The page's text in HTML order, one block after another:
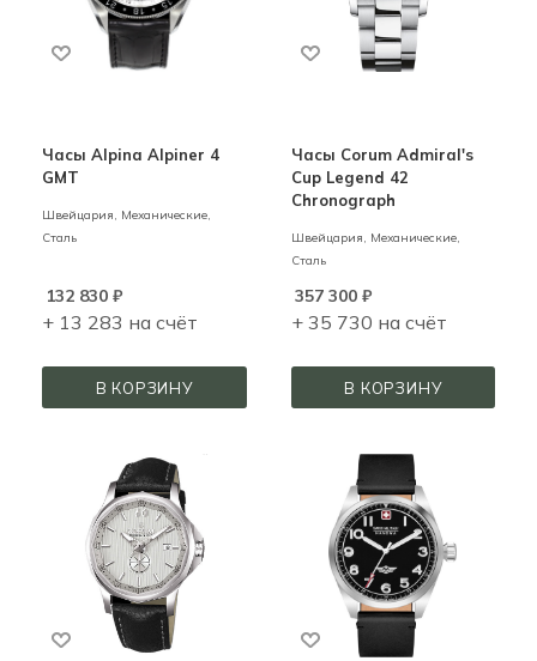
Часы Alpina Alpiner 4
GMT
Швейцария, Механические,
Сталь
132 830 ₽
+ 13 283 на счёт
В КОРЗИНУ
Часы Corum Admiral's
Cup Legend 42
Chronograph
Швейцария,
Механические,
Сталь
357 300₽
+ 35 730 на счёт
В КОРЗИНУ